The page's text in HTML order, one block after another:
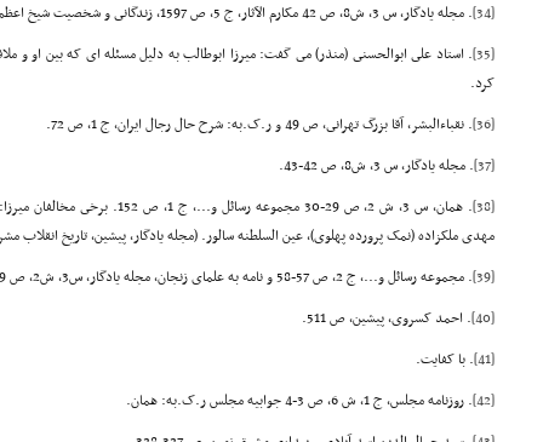
[34]
. مجله یادگار، س 3، ش8، ص 42 مکارم الآثار، ج 5، ص 1597, زندگانى و شخصیت شیخ اعظم انصارى، انصارى، ص 408-409.
[35]
. استاد على ابوالحسنى (منذر) مى گفت: میرزا ابوطالب به دلیل مسئله اى که بین او و
کرد.
[36]
. نقباءالبشر، آقا بزرگ تهرانى، ص 49 و ر.ک.به: شرح حال رجال ایران، ج 1، ص 72.
[37]
. مجله یادگار، س 3، ش8، ص 42-43.
[38]
. همان، س 3، ش 2، ص 29-30 مجموعه
مهدى ملکزاده (نمک پرورده پهلوى)، عین السلطنه سالور. (مجله یادگار، پیشین، تاریخ انقلاب مشروطیت
[39]
. مجموعه رسائل و...، ج 2، ص 57-58 و نامه به علماى زنجان، مجله یادگار، س3، ش2، ص 29.
[40]
. احمد کسروى، پیشین، ص 511.
[41]
. با کفایت.
[42]
. روزنامه مجلس، ج 1، ش 6، ص 3-4 جوابیه مجلس ر.ک.به: همان.